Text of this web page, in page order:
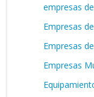
empresas
Empresas
Empresas
Empresas